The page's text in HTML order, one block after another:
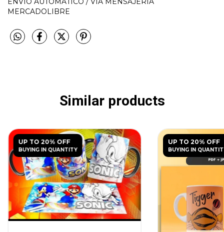
MERCADOLIBRE
Similar products
UP TO 20% OFF
BUYING IN QUANTITY
UP TO 20% OFF
BUYING IN